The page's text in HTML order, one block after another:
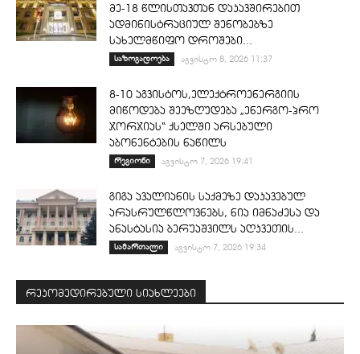
მე-18 წლისთავთან დაკავშირებით
ადმინისტრაციულ შენობებზე
სახელმწიფო დროშები...
საზოგადოება აგვისტო 8, 2026 11:37
8-10 აგვისტოს,ელექტროენერგიის
მიწოდება შეეზღუდება „ენერგო-პრო
ჯორჯიას“ ქსელში არსებული
აბონენტების ნაწილს
რეგიონი აგვისტო 7, 2026 19:41
გიგა ავალიანის საქმეზე დაკავებულ
არასრულწლოვნებს, ნია იმნაძესა და
ანასტასია ბერუაშვილს აღკვეთის...
სამართალი აგვისტო 7, 2026 19:34
რეკომედირებული სიახლეები